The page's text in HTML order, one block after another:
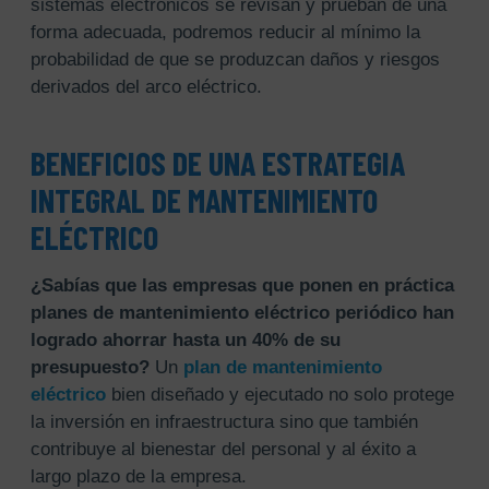
sistemas electrónicos se revisan y prueban de una
forma adecuada, podremos reducir al mínimo la
probabilidad de que se produzcan daños y riesgos
derivados del arco eléctrico.
BENEFICIOS DE UNA ESTRATEGIA
INTEGRAL DE MANTENIMIENTO
ELÉCTRICO
¿Sabías que las empresas que ponen en práctica
planes de mantenimiento eléctrico periódico han
logrado ahorrar hasta un 40% de su
presupuesto? Un plan de mantenimiento
eléctricobien diseñado y ejecutado no solo protege
la inversión en infraestructura sino que también
contribuye al bienestar del personal y al éxito a
largo plazo de la empresa.